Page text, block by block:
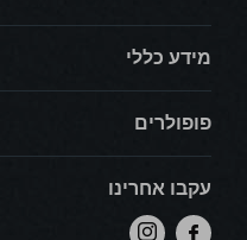
מידע כללי
פופולרים
עקבו אחרינו